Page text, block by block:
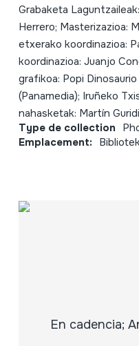
Grabaketa
Herrero; Masterizazioa:
etxerako koordinazioa:
koordinazioa: Juanjo
grafikoa: Popi
(Panamedia); Iruñeko
nahasketak: Martín
Type de collection
Emplacement: